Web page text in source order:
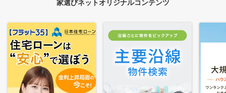
家選びネットオリジナルコンテンツ